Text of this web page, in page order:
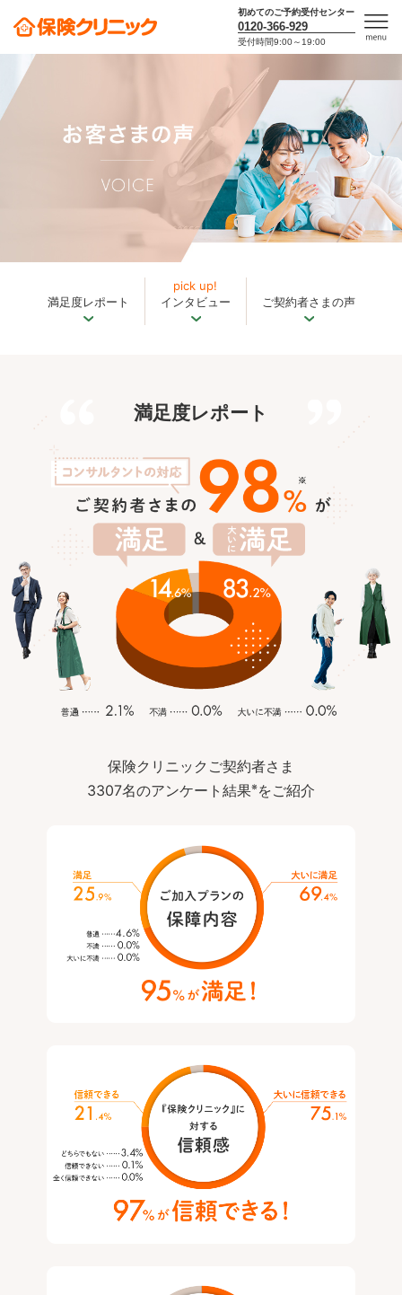
初めてのご予約受付センター
0120-366-929
受付時間9:00～19:00
満足度レポート
pick up!
インタビュー
ご契約者さまの声
満足度レポート
保険クリニックご契約者さま
3307名のアンケート結果※をご紹介